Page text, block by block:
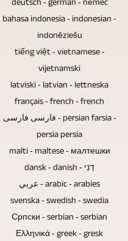
жазып
үшін
істей
камералар
қолданылады.
Аудиториясыз
сөйлесу
раундтары
бейнежазбаға
түсірілетін
моторды
жылжыту
қажет
болмауы
мүмкін.
немесе
көздерден
бейнелерді
кесеміз.
концерттік
жазбаның
саундтректері
ремикстелетін
және
құрамдас
болмағандықтан,
ықтимал
осалдық
және
деректердің
жоғалу
жоқ.
deutsch ‐ german ‐ němec
bahasa indonesia ‐ indonesian ‐
indonēziešu
tiếng việt ‐ vietnamese ‐
vijetnamski
latviski ‐ latvian ‐ lettneska
français ‐ french ‐ french
فارسی فارسی ‐ persian farsia ‐
persia persia
malti ‐ maltese ‐ малтешки
dansk ‐ danish ‐ דַנִי
عربي ‐ arabic ‐ arabies
svenska ‐ swedish ‐ swedia
Српски ‐ serbian ‐ serbian
Ελληνικά ‐ greek ‐ gresk